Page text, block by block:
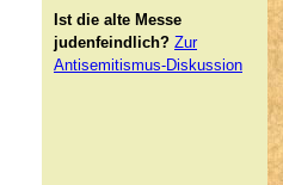
Ist die alte Messe
judenfeindlich? Zur
Antisemitismus-Diskussion